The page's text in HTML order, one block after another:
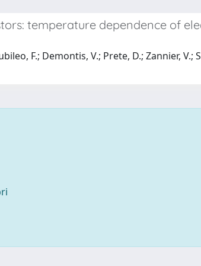
temperature dependence of
F.; Demontis, V.; Prete, D.; Zannier, V.;